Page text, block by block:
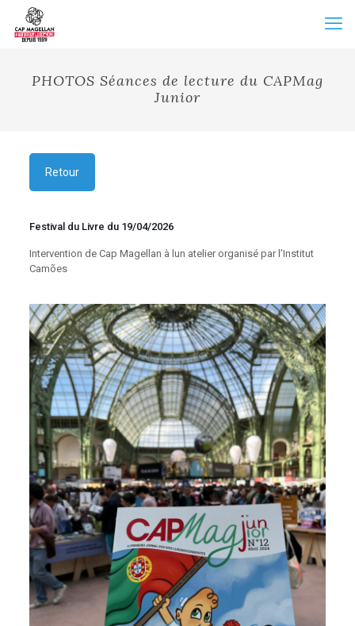
PHOTOS Séances de lecture du CAPMag
Junior
Retour
Festival du Livre du 19/04/2026
Intervention de Cap Magellan à lun atelier organisé par l’Institut
Camões